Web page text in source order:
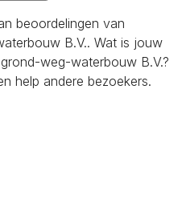
beoordelingen van
B.V.. Wat is jouw
weg-waterbouw B.V.?
help andere bezoekers.